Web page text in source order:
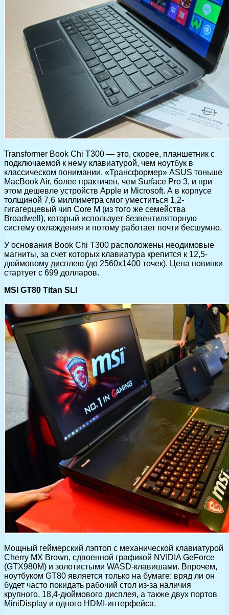
Transformer Book Chi T300 — это, скорее, планшетник с
подключаемой к нему клавиатурой, чем ноутбук в
классическом понимании. «Трансформер» ASUS тоньше
MacBook Air, более практичен, чем Surface Pro 3, и при
этом дешевле устройств Apple и Microsoft. А в корпусе
толщиной 7,6 миллиметра смог уместиться 1,2-
гигагерцевый чип Core M (из того же семейства
Broadwell), который использует безвентиляторную
систему охлаждения и потому работает почти бесшумно.
У основания Book Chi T300 расположены неодимовые
магниты, за счет которых клавиатура крепится к 12,5-
дюймовому дисплею (до 2560х1400 точек). Цена новинки
стартует с 699 долларов.
MSI GT80 Titan SLI
Мощный геймерский лэптоп с механической клавиатурой
Cherry MX Brown, сдвоенной графикой NVIDIA GeForce
(GTX980M) и золотистыми WASD-клавишами. Впрочем,
ноутбуком GT80 является только на бумаге: вряд ли он
будет часто покидать рабочий стол из-за наличия
крупного, 18,4-дюймового дисплея, а также двух портов
MiniDisplay и одного HDMI-интерфейса.